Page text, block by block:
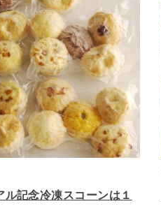
記念冷凍スコーンは１